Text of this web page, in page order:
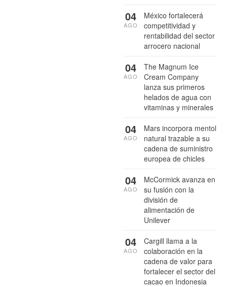
México fortalecerá
competitividad y
rentabilidad del sector
arrocero nacional
04
AGO
The Magnum Ice
Cream Company
lanza sus primeros
helados de agua con
vitaminas y minerales
04
AGO
Mars incorpora mentol
natural trazable a su
cadena de suministro
europea de chicles
04
AGO
McCormick avanza en
su fusión con la
división de
alimentación de
Unilever
04
AGO
Cargill llama a la
colaboración en la
cadena de valor para
fortalecer el sector del
cacao en Indonesia
04
AGO